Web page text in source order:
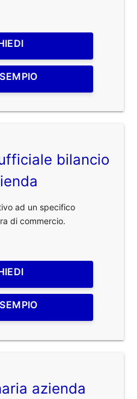
bilancio
ad un specifico
di commercio.
azienda